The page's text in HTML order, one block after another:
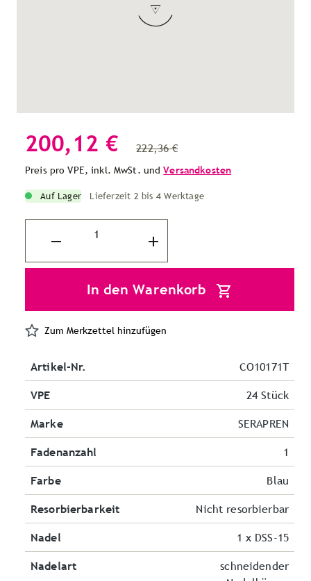
200,12 € 222,36 €
Preis pro VPE, inkl. MwSt. undVersandkosten
Auf Lager Lieferzeit 2 bis 4 Werktage
In den Warenkorb
Zum Merkzettel hinzufügen
Artikel-Nr. CO10171T
VPE 24 Stück
Marke SERAPREN
Fadenanzahl 1
Farbe Blau
Resorbierbarkeit Nicht resorbierbar
Nadel 1 x DSS-15
Nadelart
schneidender